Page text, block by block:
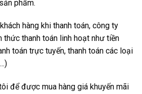
phẩm.
hàng khi thanh toán, công ty
thức thanh toán linh hoạt như tiền
toán trực tuyến, thanh toán các loại
để được mua hàng giá khuyến mãi